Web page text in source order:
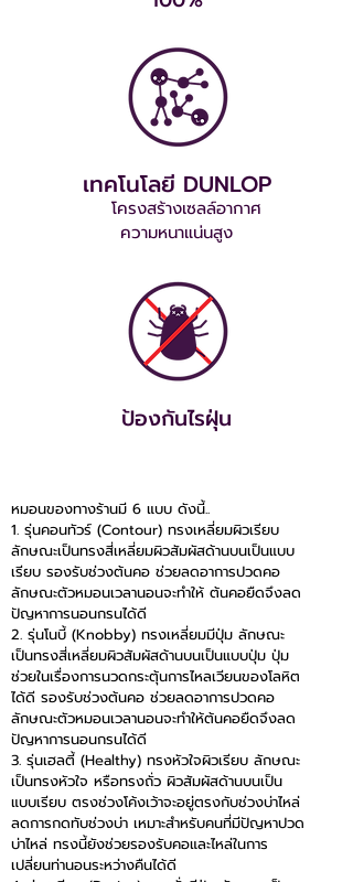
เทคโนโลยี DUNLOP
โครงสร้างเซลล์อากาศ
ความหนาแน่นสูง
ป้องกันไรฝุ่น
หมอนของทางร้านมี 6 แบบ ดังนี้..
1. รุ่นคอนทัวร์ (Contour) ทรงเหลี่ยมผิวเรียบ
ลักษณะเป็นทรงสี่เหลี่ยมผิวสัมผัสด้านบนเป็นแบบ
เรียบ รองรับช่วงต้นคอ ช่วยลดอาการปวดคอ
ลักษณะตัวหมอนเวลานอนจะทำให้ ต้นคอยืดจึงลด
ปัญหาการนอนกรนได้ดี
2. รุ่นโนบี้ (Knobby) ทรงเหลี่ยมมีปุ่ม ลักษณะ
เป็นทรงสี่เหลี่ยมผิวสัมผัสด้านบนเป็นแบบปุ่ม ปุ่ม
ช่วยในเรื่องการนวดกระตุ้นการไหลเวียนของโลหิต
ได้ดี รองรับช่วงต้นคอ ช่วยลดอาการปวดคอ
ลักษณะตัวหมอนเวลานอนจะทำให้ต้นคอยืดจึงลด
ปัญหาการนอนกรนได้ดี
3. รุ่นเฮลตี้ (Healthy) ทรงหัวใจผิวเรียบ ลักษณะ
เป็นทรงหัวใจ หรือทรงถั่ว ผิวสัมผัสด้านบนเป็น
แบบเรียบ ตรงช่วงโค้งเว้าจะอยู่ตรงกับช่วงบ่าไหล่
ลดการกดทับช่วงบ่า เหมาะสำหรับคนที่มีปัญหาปวด
บ่าไหล่ ทรงนี้ยังช่วยรองรับคอและไหล่ในการ
เปลี่ยนท่านอนระหว่างคืนได้ดี